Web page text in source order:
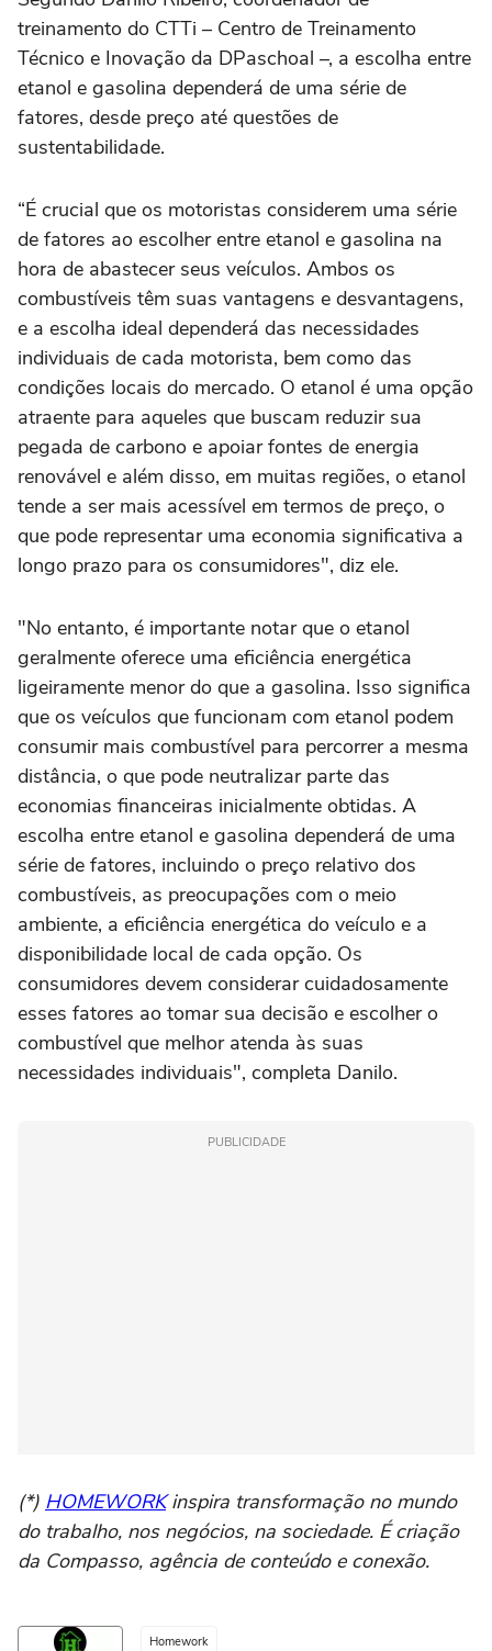
treinamento do CTTi – Centro de Treinamento
Técnico e Inovação da DPaschoal –, a escolha entre
etanol e gasolina dependerá de uma série de
fatores, desde preço até questões de
sustentabilidade.
“É crucial que os motoristas considerem uma série
de fatores ao escolher entre etanol e gasolina na
hora de abastecer seus veículos. Ambos os
combustíveis têm suas vantagens e desvantagens,
e a escolha ideal dependerá das necessidades
individuais de cada motorista, bem como das
condições locais do mercado. O etanol é uma opção
atraente para aqueles que buscam reduzir sua
pegada de carbono e apoiar fontes de energia
renovável e além disso, em muitas regiões, o etanol
tende a ser mais acessível em termos de preço, o
que pode representar uma economia significativa a
longo prazo para os consumidores", diz ele.
"No entanto, é importante notar que o etanol
geralmente oferece uma eficiência energética
ligeiramente menor do que a gasolina. Isso significa
que os veículos que funcionam com etanol podem
consumir mais combustível para percorrer a mesma
distância, o que pode neutralizar parte das
economias financeiras inicialmente obtidas. A
escolha entre etanol e gasolina dependerá de uma
série de fatores, incluindo o preço relativo dos
combustíveis, as preocupações com o meio
ambiente, a eficiência energética do veículo e a
disponibilidade local de cada opção. Os
consumidores devem considerar cuidadosamente
esses fatores ao tomar sua decisão e escolher o
combustível que melhor atenda às suas
necessidades individuais", completa Danilo.
PUBLICIDADE
(*) HOMEWORKinspira transformação no mundo
do trabalho, nos negócios, na sociedade. É criação
da Compasso, agência de conteúdo e conexão.
Homework